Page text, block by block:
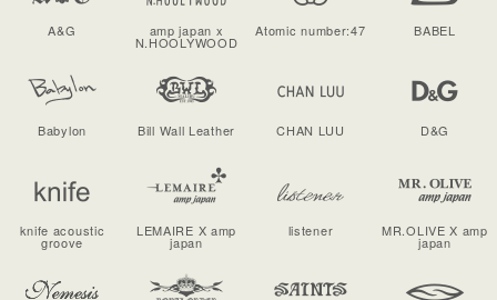
A&G amp japan x
N.HOOLYWOOD
Atomic number:47 BABEL
Babylon Bill Wall Leather CHAN LUU D&G
knife acoustic
groove
LEMAIRE X amp
japan
listener MR.OLIVE X amp
japan